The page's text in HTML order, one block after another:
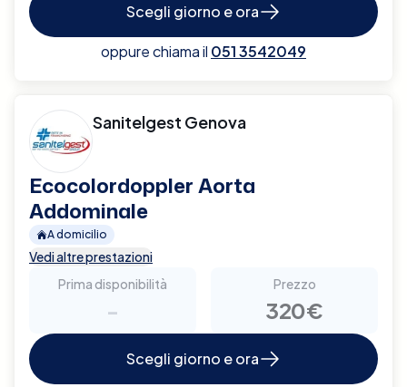
Scegli giorno e ora
oppure chiama il 051 3542049
Sanitelgest Genova
Ecocolordoppler Aorta
Addominale
A domicilio
Vedi altre prestazioni
Prima disponibilità
-
Prezzo
320€
Scegli giorno e ora